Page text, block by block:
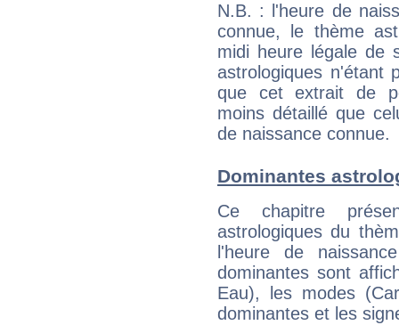
N.B. : l'heure de
connue, le thème
midi heure légale de
astrologiques n'étant
que cet extrait de
moins détaillé que
de naissance connue.
Dominantes
Ce chapitre
astrologiques du
l'heure de
dominantes sont
Eau), les modes
dominantes et les